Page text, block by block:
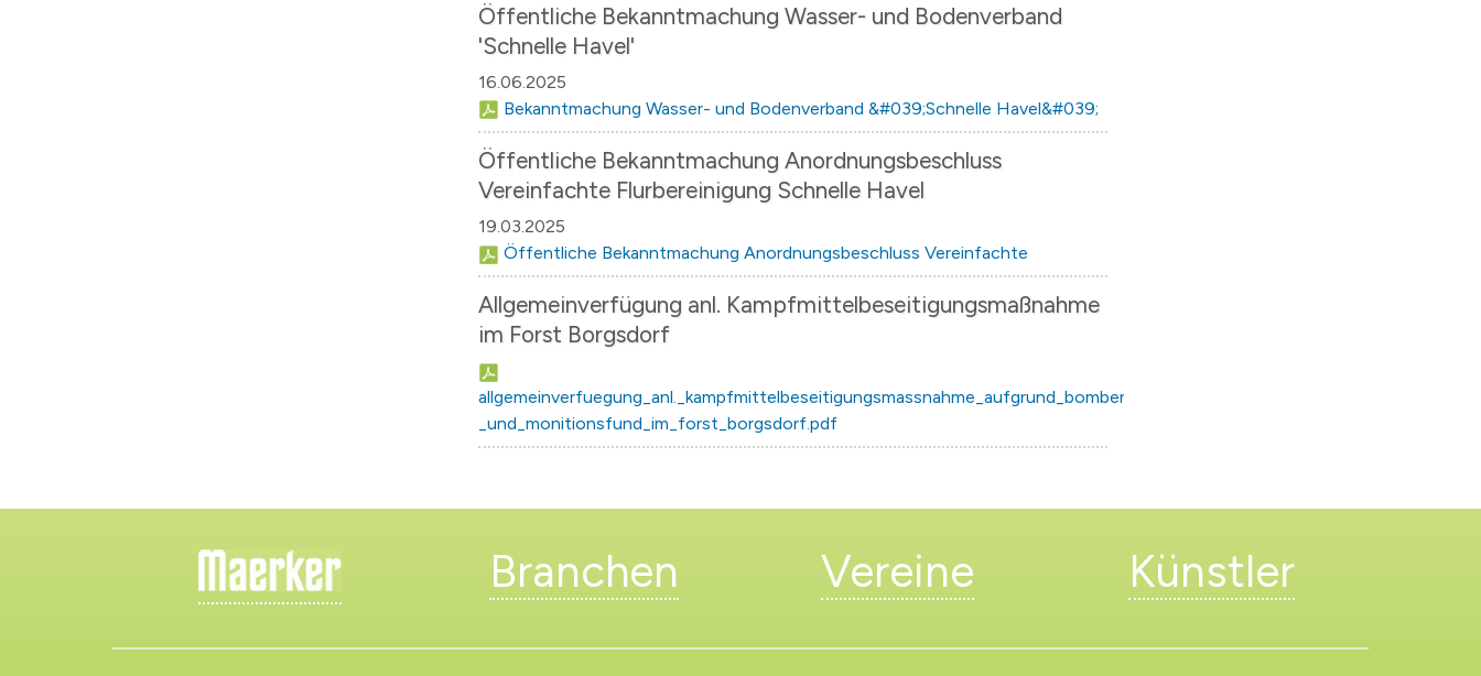
Öffentliche Bekanntmachung Wasser- und Bodenverband
'Schnelle Havel'
16.06.2025
Bekanntmachung Wasser- und Bodenverband &#039;Schnelle Havel&#039;
Öffentliche Bekanntmachung Anordnungsbeschluss
Vereinfachte Flurbereinigung Schnelle Havel
19.03.2025
Öffentliche Bekanntmachung Anordnungsbeschluss Vereinfachte
Allgemeinverfügung anl. Kampfmittelbeseitigungsmaßnahme
im Forst Borgsdorf
allgemeinverfuegung_anl._kampfmittelbeseitigungsmassnahme_aufgrund_bomben-
_und_monitionsfund_im_forst_borgsdorf.pdf
Branchen Vereine Künstler